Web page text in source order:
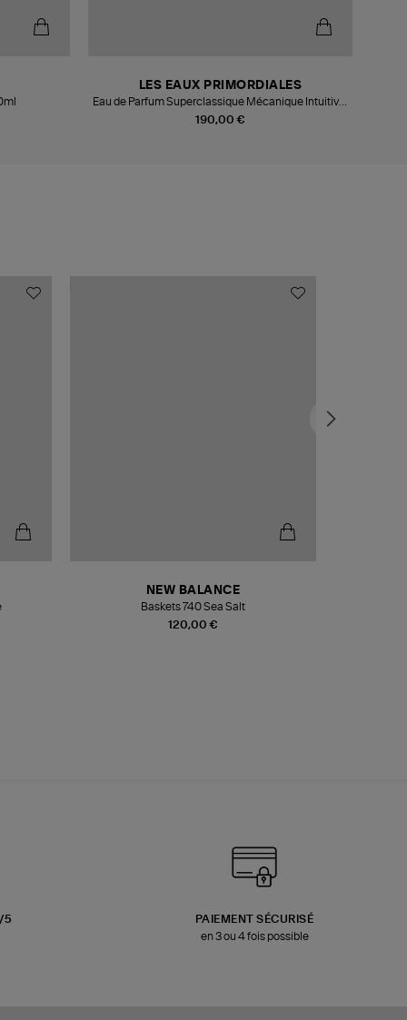
190,00 €
LES EAUX PRIMORDIALES
Eau de Parfum Superclassique Mécanique Intuitive,
100ml
120,00 €
NEW BALANCE
Baskets 740 Sea Salt
5
PAIEMENT SÉCURISÉ
en 3 ou 4 fois possible